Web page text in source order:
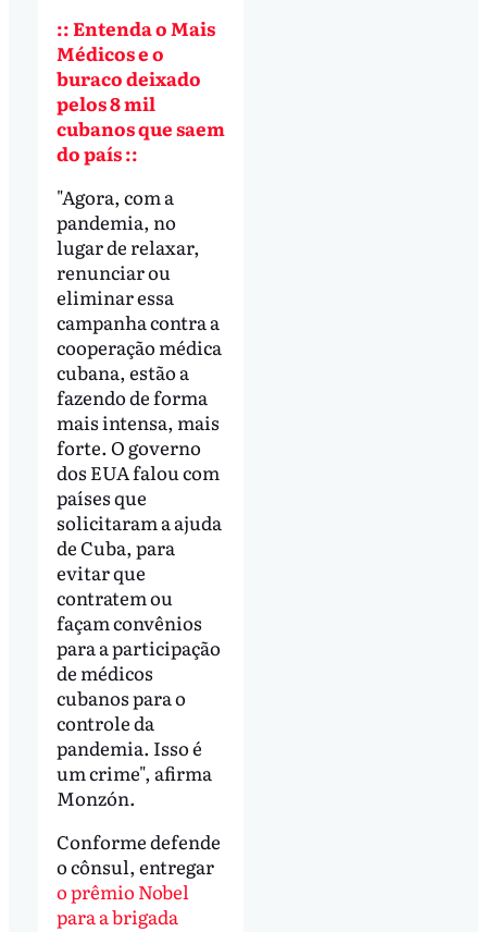
:: Entenda o Mais
Médicos e o
buraco deixado
pelos 8 mil
cubanos que saem
do país ::
"Agora, com a
pandemia, no
lugar de relaxar,
renunciar ou
eliminar essa
campanha contra a
cooperação médica
cubana, estão a
fazendo de forma
mais intensa, mais
forte. O governo
dos EUA falou com
países que
solicitaram a ajuda
de Cuba, para
evitar que
contratem ou
façam convênios
para a participação
de médicos
cubanos para o
controle da
pandemia. Isso é
um crime", afirma
Monzón.
Conforme defende
o cônsul, entregar
o prêmio Nobel
para a brigada